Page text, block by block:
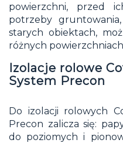
powierzchni, przed
potrzeby
starych obiektach,
różnych powierzchniach
Izolacje rolowe
System Precon
Do izolacji rolowych
Precon zalicza się:
do poziomych i